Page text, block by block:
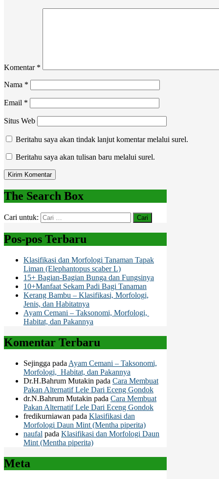
Komentar *
Nama *
Email *
Situs Web
Beritahu saya akan tindak lanjut komentar melalui surel.
Beritahu saya akan tulisan baru melalui surel.
The Search Box
Cari untuk:
Pos-pos Terbaru
Klasifikasi dan Morfologi Tanaman Tapak
Liman (Elephantopus scaber L)
15+ Bagian-Bagian Bunga dan Fungsinya
10+Manfaat Sekam Padi Bagi Tanaman
Kerang Bambu – Klasifikasi, Morfologi,
Jenis, dan Habitatnya
Ayam Cemani – Taksonomi, Morfologi,
Habitat, dan Pakannya
Komentar Terbaru
Sejingga pada Ayam Cemani – Taksonomi,
Morfologi, Habitat, dan Pakannya
Dr.H.Bahrum Mutakin pada Cara Membuat
Pakan Alternatif Lele Dari Eceng Gondok
dr.N.Bahrum Mutakin pada Cara Membuat
Pakan Alternatif Lele Dari Eceng Gondok
fredikurniawan pada Klasifikasi dan
Morfologi Daun Mint (Mentha piperita)
naufal pada Klasifikasi dan Morfologi Daun
Mint (Mentha piperita)
Meta